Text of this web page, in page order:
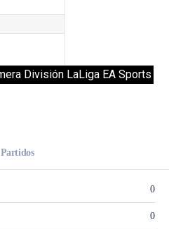
División LaLiga EA Sports